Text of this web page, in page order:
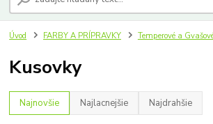
Úvod FARBY A PRÍPRAVKY Temperové a
Kusovky
Najnovšie Najlacnejšie Najdrahšie